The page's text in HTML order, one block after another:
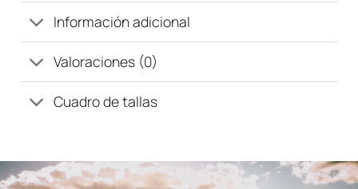
Información adicional
Valoraciones (0)
Cuadro de tallas